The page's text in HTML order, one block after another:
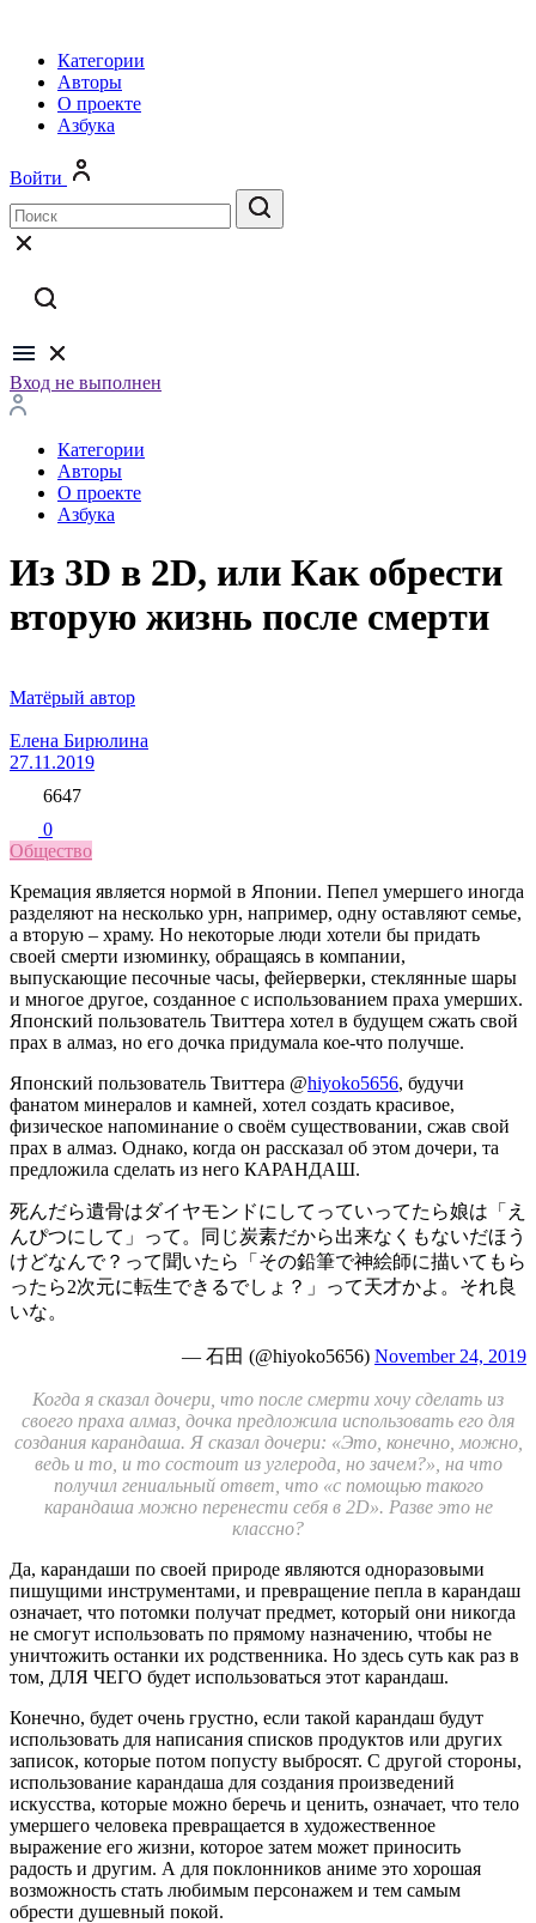
Категории
Авторы
О проекте
Азбука
Войти
Вход не выполнен
Категории
Авторы
О проекте
Азбука
Из 3D в 2D, или Как обрести
вторую жизнь после смерти
Матёрый автор
Елена Бирюлина
27.11.2019
6647
0
Общество
Кремация является нормой в Японии. Пепел умершего иногда
разделяют на несколько урн, например, одну оставляют семье,
а вторую – храму. Но некоторые люди хотели бы придать
своей смерти изюминку, обращаясь в компании,
выпускающие песочные часы, фейерверки, стеклянные шары
и многое другое, созданное с использованием праха умерших.
Японский пользователь Твиттера хотел в будущем сжать свой
прах в алмаз, но его дочка придумала кое-что получше.
Японский пользователь Твиттера @hiyoko5656, будучи
фанатом минералов и камней, хотел создать красивое,
физическое напоминание о своём существовании, сжав свой
прах в алмаз. Однако, когда он рассказал об этом дочери, та
предложила сделать из него КАРАНДАШ.
死んだら遺骨はダイヤモンドにしてっていってたら娘は「え
んぴつにして」って。同じ炭素だから出来なくもないだほう
けどなんで？って聞いたら「その鉛筆で神絵師に描いてもら
ったら2次元に転生できるでしょ？」って天才かよ。それ良
いな。
— 石田 (@hiyoko5656) November 24, 2019
Когда я сказал дочери, что после смерти хочу сделать из
своего праха алмаз, дочка предложила использовать его для
создания карандаша. Я сказал дочери: «Это, конечно, можно,
ведь и то, и то состоит из углерода, но зачем?», на что
получил гениальный ответ, что «с помощью такого
карандаша можно перенести себя в 2D». Разве это не
классно?
Да, карандаши по своей природе являются одноразовыми
пишущими инструментами, и превращение пепла в карандаш
означает, что потомки получат предмет, который они никогда
не смогут использовать по прямому назначению, чтобы не
уничтожить останки их родственника. Но здесь суть как раз в
том, ДЛЯ ЧЕГО будет использоваться этот карандаш.
Конечно, будет очень грустно, если такой карандаш будут
использовать для написания списков продуктов или других
записок, которые потом попусту выбросят. С другой стороны,
использование карандаша для создания произведений
искусства, которые можно беречь и ценить, означает, что тело
умершего человека превращается в художественное
выражение его жизни, которое затем может приносить
радость и другим. А для поклонников аниме это хорошая
возможность стать любимым персонажем и тем самым
обрести душевный покой.